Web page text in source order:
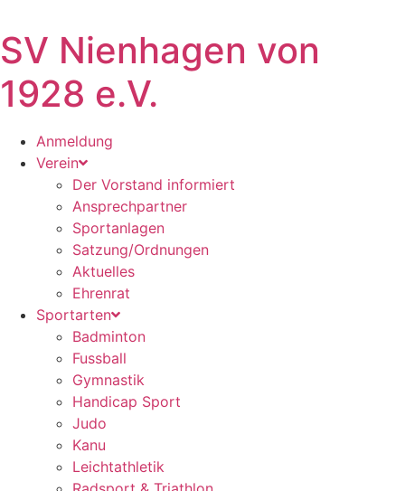
SV Nienhagen von
1928 e.V.
Anmeldung
Verein
Der Vorstand informiert
Ansprechpartner
Sportanlagen
Satzung/Ordnungen
Aktuelles
Ehrenrat
Sportarten
Badminton
Fussball
Gymnastik
Handicap Sport
Judo
Kanu
Leichtathletik